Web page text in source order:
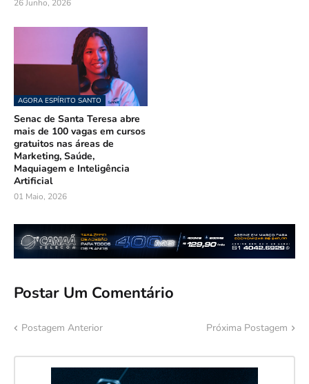
26 Junho, 2026
AGORA ESPÍRITO SANTO
Senac de Santa Teresa abre
mais de 100 vagas em cursos
gratuitos nas áreas de
Marketing, Saúde,
Maquiagem e Inteligência
Artificial
01 Maio, 2026
Postar Um Comentário
Postagem Anterior Próxima Postagem